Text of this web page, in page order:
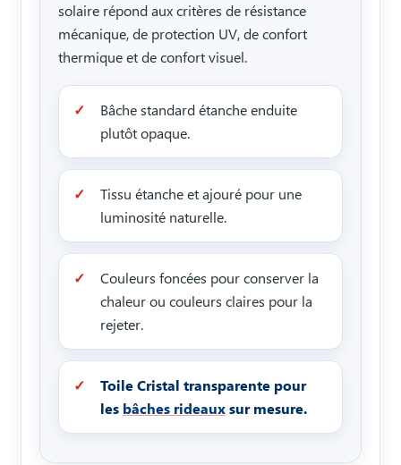
solaire répond aux critères de résistance
mécanique, de protection UV, de confort
thermique et de confort visuel.
Bâche standard étanche enduite
plutôt opaque.
Tissu étanche et ajouré pour une
luminosité naturelle.
Couleurs foncées pour conserver la
chaleur ou couleurs claires pour la
rejeter.
Toile Cristal transparente pour
les bâches rideauxsur mesure.